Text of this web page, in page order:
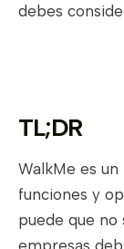
debes
TL;DR
WalkMe es
funciones y
puede que no
empresas